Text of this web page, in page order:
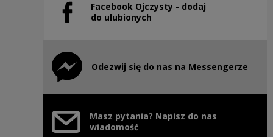
Facebook Ojczysty - dodaj
do ulubionych
Note, the link will open in a new window
Odezwij się do nas na Messengerze
Note, the link will open in a new window
Masz pytania? Napisz do nas
wiadomość